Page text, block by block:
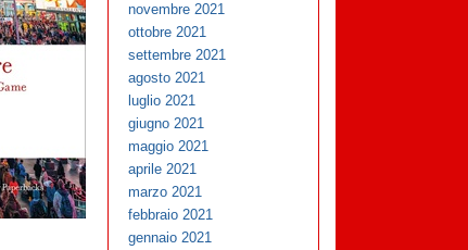
novembre 2021
ottobre 2021
settembre 2021
agosto 2021
luglio 2021
giugno 2021
maggio 2021
aprile 2021
marzo 2021
febbraio 2021
gennaio 2021